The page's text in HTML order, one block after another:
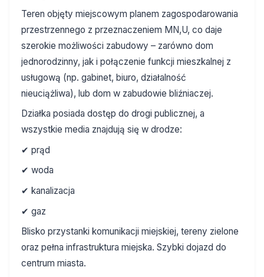
Teren objęty miejscowym planem zagospodarowania
przestrzennego z przeznaczeniem MN,U, co daje
szerokie możliwości zabudowy – zarówno dom
jednorodzinny, jak i połączenie funkcji mieszkalnej z
usługową (np. gabinet, biuro, działalność
nieuciążliwa), lub dom w zabudowie bliźniaczej.
Działka posiada dostęp do drogi publicznej, a
wszystkie media znajdują się w drodze:
✔ prąd
✔ woda
✔ kanalizacja
✔ gaz
Blisko przystanki komunikacji miejskiej, tereny zielone
oraz pełna infrastruktura miejska. Szybki dojazd do
centrum miasta.